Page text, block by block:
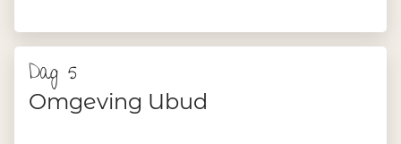
watervallen glijden voorbij terwijl jullie door de
stroomversnellingen peddelen. Een ervaren gids is de